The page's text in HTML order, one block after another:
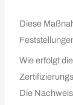
Diese
Wie erfolgt
Die